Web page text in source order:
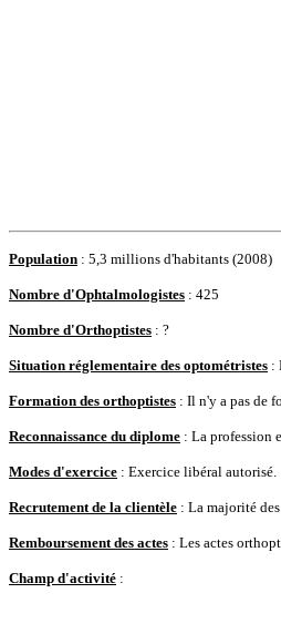
Population : 5,3 millions d'habitants (2008)
Nombre d'Ophtalmologistes : 425
Nombre d'Orthoptistes : ?
Situation réglementaire des optométristes :
Formation des orthoptistes : Il n'y a pas de
Reconnaissance du diplome : La profession
Modes d'exercice : Exercice libéral autorisé.
Recrutement de la clientèle : La majorité
Remboursement des actes : Les actes
Champ d'activité :